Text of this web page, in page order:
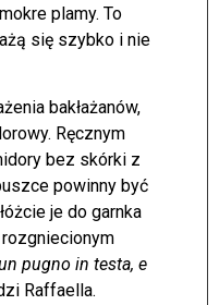
plamy. To
się szybko i nie
bakłażanów,
Ręcznym
bez skórki z
powinny być
je do garnka
pugno in testa, e
Raffaella.